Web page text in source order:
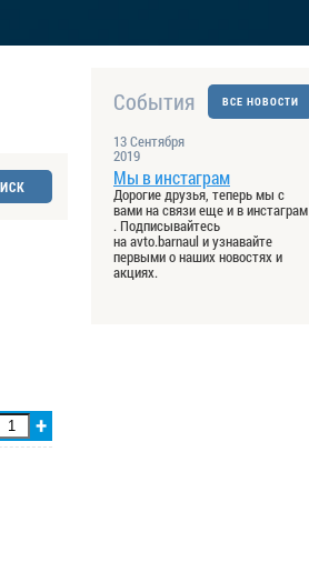
ВСЕ НОВОСТИ
События
13 Сентября
2019
Мы в инстаграм
Дорогие друзья, теперь мы с
вами на связи еще и в инстаграм
. Подписывайтесь
на avto.barnaul и узнавайте
первыми о наших новостях и
акциях.
+